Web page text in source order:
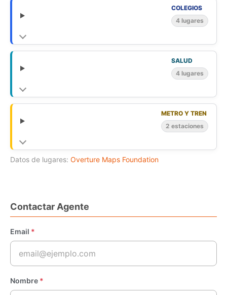
COLEGIOS
4 lugares
SALUD
4 lugares
METRO Y TREN
2 estaciones
Datos de lugares: Overture Maps Foundation
Contactar Agente
Email *
Nombre *